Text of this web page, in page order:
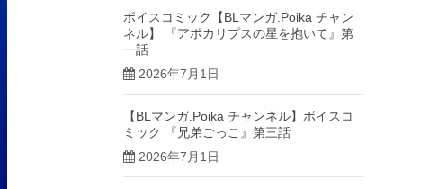
ボイスコミック【BLマンガ.Poika チャン
ネル】 『アポカリプスの星を抱いて』第
一話
2026年7月1日
【BLマンガ.Poika チャンネル】ボイスコ
ミック 『兄弟ごっこ』第三話
2026年7月1日